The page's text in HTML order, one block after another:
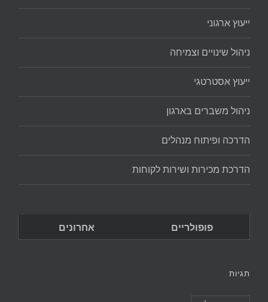
ייעוץ ארגוני
ניהול שינויים וצמיחה
ייעוץ אסטרטגי
ניהול משברים בארגון
הדרכה ופיתוח מנהלים
הדרכת מכירות ושירות לקוחות
פופולריים אחרונים
תגיות